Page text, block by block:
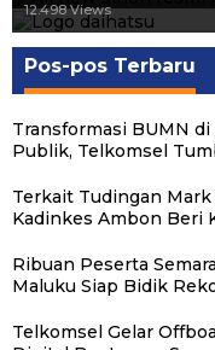
12.498 Views
Pos-pos Terbaru
Transformasi BUMN
Publik, Telkomsel
Terkait Tudingan Mark
Kadinkes Ambon Beri
Ribuan Peserta
Maluku Siap Bidik
Telkomsel Gelar